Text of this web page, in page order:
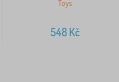
Toys
548Kč